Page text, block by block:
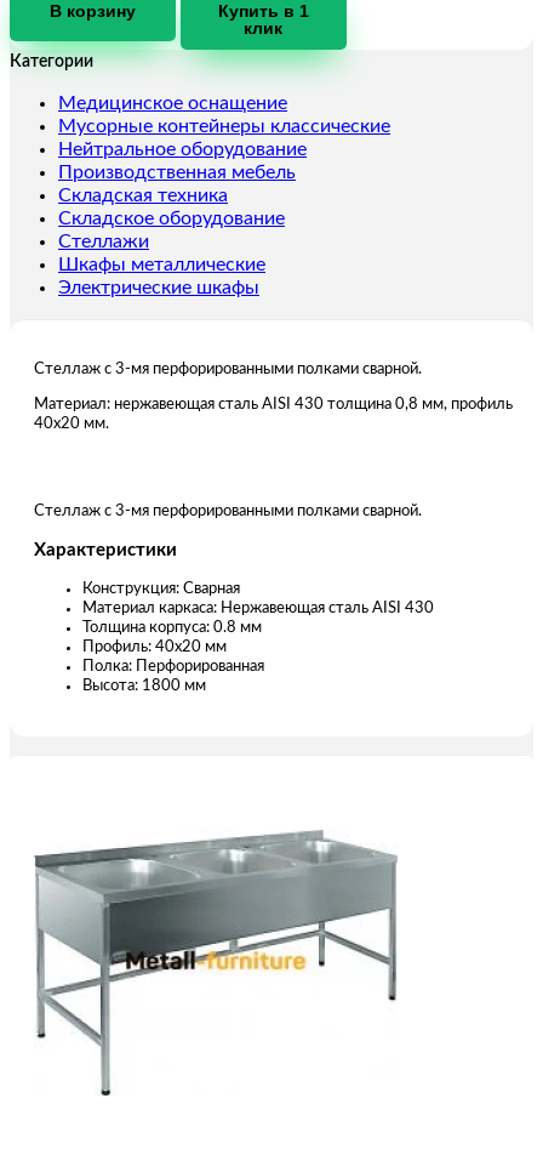
Стеллаж
с
мя
перфорированными
полками
длина
400
мм
В корзину
Купить в 1
клик
Категории
Медицинское оснащение
Мусорные контейнеры классические
Нейтральное оборудование
Производственная мебель
Складская техника
Складское оборудование
Стеллажи
Шкафы металлические
Электрические шкафы
Стеллаж с 3-мя перфорированными полками сварной.
Материал: нержавеющая сталь AISI 430 толщина 0,8 мм, профиль
40х20 мм.
Стеллаж с 3-мя перфорированными полками сварной.
Характеристики
Конструкция: Сварная
Материал каркаса: Нержавеющая сталь AISI 430
Толщина корпуса: 0.8 мм
Профиль: 40х20 мм
Полка: Перфорированная
Высота: 1800 мм